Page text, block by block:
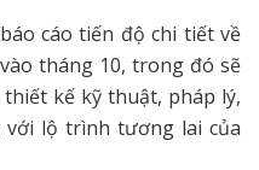
cáo tiến độ chi tiết về
tháng 10, trong đó sẽ
kế kỹ thuật, pháp lý,
với lộ trình tương lai của